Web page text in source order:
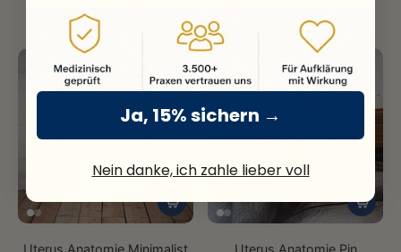
Uterus Anatomie Minimalist Uterus Anatomie Pin
Ja, 15% sichern →
Nein danke, ich zahle lieber voll